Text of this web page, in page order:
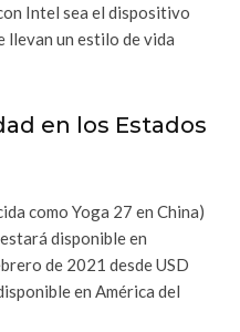
Intel sea el dispositivo
llevan un estilo de vida
en los Estados
como Yoga 27 en China)
disponible en
de 2021 desde USD
en América del